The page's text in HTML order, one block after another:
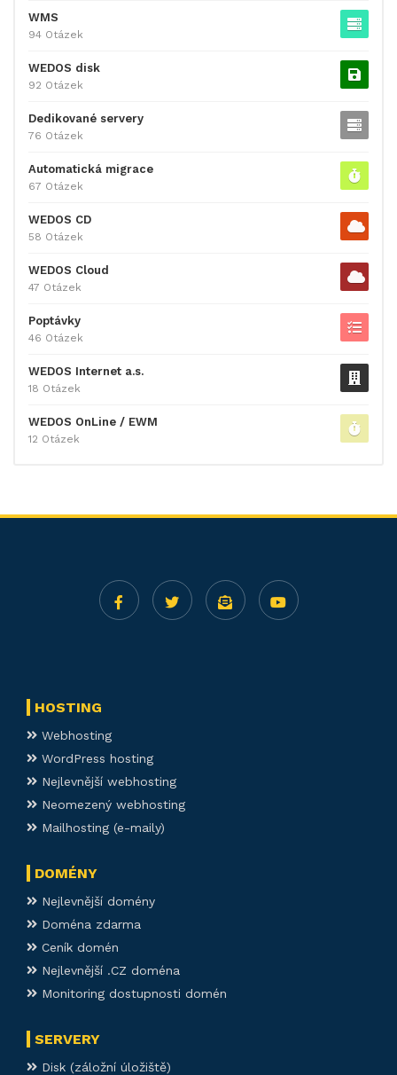
WMS
94 Otázek
WEDOS disk
92 Otázek
Dedikované servery
76 Otázek
Automatická migrace
67 Otázek
WEDOS CD
58 Otázek
WEDOS Cloud
47 Otázek
Poptávky
46 Otázek
WEDOS Internet a.s.
18 Otázek
WEDOS OnLine / EWM
12 Otázek
HOSTING
Webhosting
WordPress hosting
Nejlevnější webhosting
Neomezený webhosting
Mailhosting (e-maily)
DOMÉNY
Nejlevnější domény
Doména zdarma
Ceník domén
Nejlevnější .CZ doména
Monitoring dostupnosti domén
SERVERY
Disk (záložní úložiště)